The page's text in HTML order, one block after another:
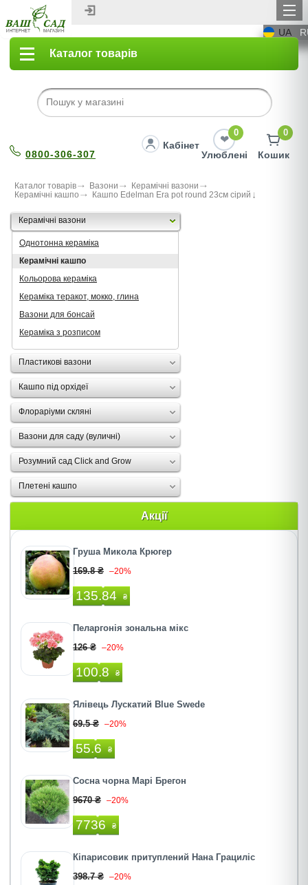
UA
Каталог товарів
0800-306-307
Кабінет
0
Улюблені
0
Кошик
Каталог товарів Вазони
Керамічні вазони
Керамічні кашпо
Кашпо Edelman Era pot round 23cм сірий
Керамічні вазони
Однотонна кераміка
Керамічні кашпо
Кольорова кераміка
Кераміка теракот, мокко, глина
Вазони для бонсай
Кераміка з розписом
Пластикові вазони
Кашпо під орхідеї
Флораріуми скляні
Вазони для саду (вуличні)
Розумний сад Click and Grow
Плетені кашпо
Акції
Груша Микола Крюгер
169.8 ₴ –20%
135.84 ₴
Пеларгонія зональна мікс
126 ₴ –20%
100.8 ₴
Ялівець Лускатий Blue Swede
69.5 ₴ –20%
55.6 ₴
Сосна чорна Марі Брегон
9670 ₴ –20%
7736 ₴
Кіпарисовик притуплений Нана Грациліс
398.7 ₴ –20%